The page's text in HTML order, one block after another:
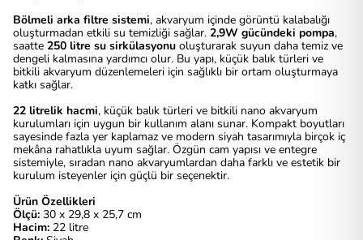
Bölmeli arka filtre sistemi, akvaryum içinde görüntü kalabalığı
oluşturmadan etkili su temizliği sağlar. 2,9W gücündeki pompa,
saatte 250 litre su sirkülasyonu oluşturarak suyun daha temiz ve
dengeli kalmasına yardımcı olur. Bu yapı, küçük balık türleri ve
bitkili akvaryum düzenlemeleri için sağlıklı bir ortam oluşturmaya
katkı sağlar.
22 litrelik hacmi, küçük balık türleri ve bitkili nano akvaryum
kurulumları için uygun bir kullanım alanı sunar. Kompakt boyutları
sayesinde fazla yer kaplamaz ve modern siyah tasarımıyla birçok iç
mekâna rahatlıkla uyum sağlar. Özgün cam yapısı ve entegre
sistemiyle, sıradan nano akvaryumlardan daha farklı ve estetik bir
kurulum isteyenler için güçlü bir seçenektir.
Ürün Özellikleri
Ölçü: 30 x 29,8 x 25,7 cm
Hacim: 22 litre